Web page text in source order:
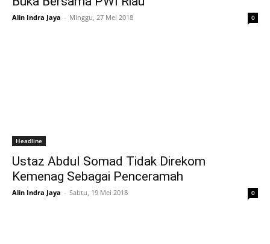
Alin Indra Jaya - Minggu, 27 Mei 2018 0
Headline
Ustaz Abdul Somad Tidak Direkom
Kemenag Sebagai Penceramah
Alin Indra Jaya - Sabtu, 19 Mei 2018 0